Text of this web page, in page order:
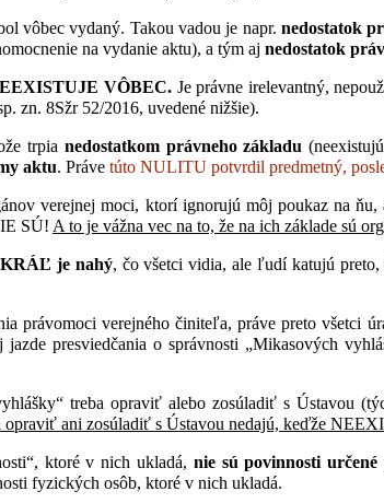
vôbec vydaný. Takou vadou je napr. nedostatok
na vydanie aktu), a tým aj nedostatok
VÔBEC.Je právne irelevantný,
zn. 8Sžr 52/2016, uvedené nižšie).
trpia nedostatkom právneho základu
aktu. Práve túto NULITU potvrdil predmetný,
verejnej moci, ktorí ignorujú môj poukaz na
SÚ! A to je vážna vec na to, že na ich základe sú
KRÁĽ je nahý, čo všetci vidia, ale ľudí katujú
právomoci verejného činiteľa, práve preto
presviedčania o správnosti „Mikasových
treba opraviť alebo zosúladiť s Ústavou
opraviť ani zosúladiť s Ústavou nedajú, keďže
ktoré v nich ukladá, nie sú povinnosti
fyzických osôb, ktoré v nich ukladá.